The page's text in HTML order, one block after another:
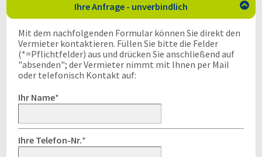
Ihre Anfrage - unverbindlich 
Mit dem nachfolgenden Formular können Sie direkt den
Vermieter kontaktieren. Füllen Sie bitte die Felder
(*=Pflichtfelder) aus und drücken Sie anschließend auf
"absenden"; der Vermieter nimmt mit Ihnen per Mail
oder telefonisch Kontakt auf:
Ihr Name*
Ihre Telefon-Nr.*